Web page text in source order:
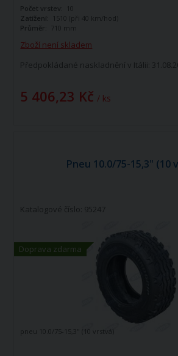
Zboží není skladem
Předpokládané naskladnění v Itálii:
5 406,23 Kč / ks
Počet vrstev:
10
Zatížení:
1510 (při 40 km/hod)
Průměr:
710 mm
Pneu 10.0/75-15,3" (10
Doprava zdarma
Katalogové číslo: 95247
pneu 10.0/75-15,3" (10 vrstvá)